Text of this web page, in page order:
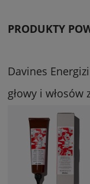
PRODUKTY
Davines
głowy i